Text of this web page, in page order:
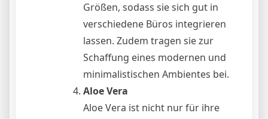
Größen, sodass sie sich gut in
verschiedene Büros integrieren
lassen. Zudem tragen sie zur
Schaffung eines modernen und
minimalistischen Ambientes bei.
Aloe Vera
Aloe Vera ist nicht nur für ihre